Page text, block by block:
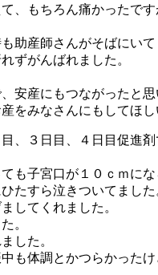
、もちろん痛かったで
助産師さんがそばにい
ずがんばれました。
安産にもつながったと
をみなさんにもしてほ
、３日目、４日目促進
も子宮口が１０ｃｍに
たすら泣きついてました
してくれました。
。
した。
も体調とかつらかった